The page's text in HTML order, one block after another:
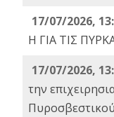
17/07/2026,
Η ΓΙΑ ΤΙΣ
17/07/2026,
την